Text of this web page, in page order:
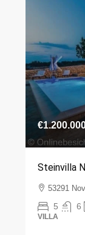
Steinvilla
53291
5 6
VILLA